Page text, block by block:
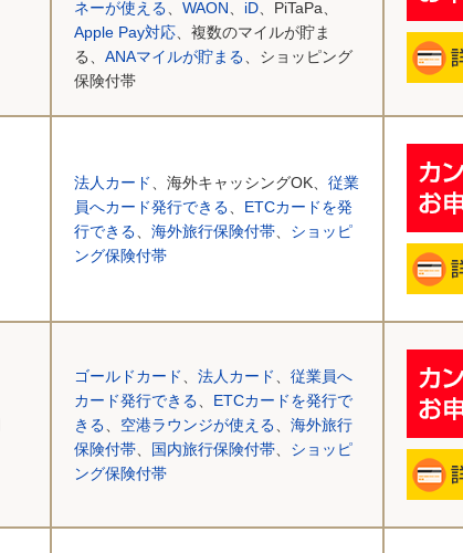
ネーが使える、 WAON、 iD、PiTaPa、
Apple Pay対応、複数のマイルが貯ま
る、 ANAマイルが貯まる、ショッピング
保険付帯
法人カード、海外キャッシングOK、 従業
員へカード発行できる、 ETCカードを発
行できる、 海外旅行保険付帯、 ショッピ
ング保険付帯
ゴールドカード、 法人カード、 従業員へ
カード発行できる、 ETCカードを発行で
きる、 空港ラウンジが使える、 海外旅行
保険付帯、 国内旅行保険付帯、 ショッピ
ング保険付帯